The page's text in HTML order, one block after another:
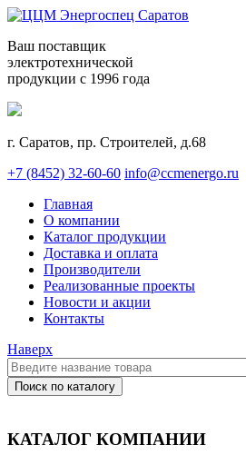
Ваш поставщик
электротехнической
продукции с 1996 года
г. Саратов, пр. Строителей, д.68
+7 (8452) 32-60-60 info@ccmenergo.ru
Главная
О компании
Каталог продукции
Доставка и оплата
Производители
Реализованные проекты
Новости и акции
Контакты
Наверх
КАТАЛОГ КОМПАНИИ